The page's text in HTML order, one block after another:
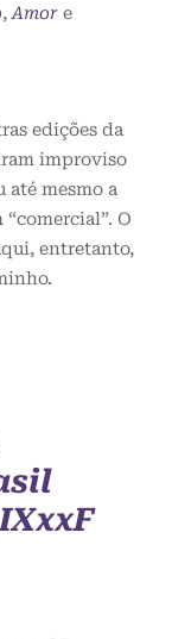
,Amor e
edições da
improviso
até mesmo a
O
entretanto,